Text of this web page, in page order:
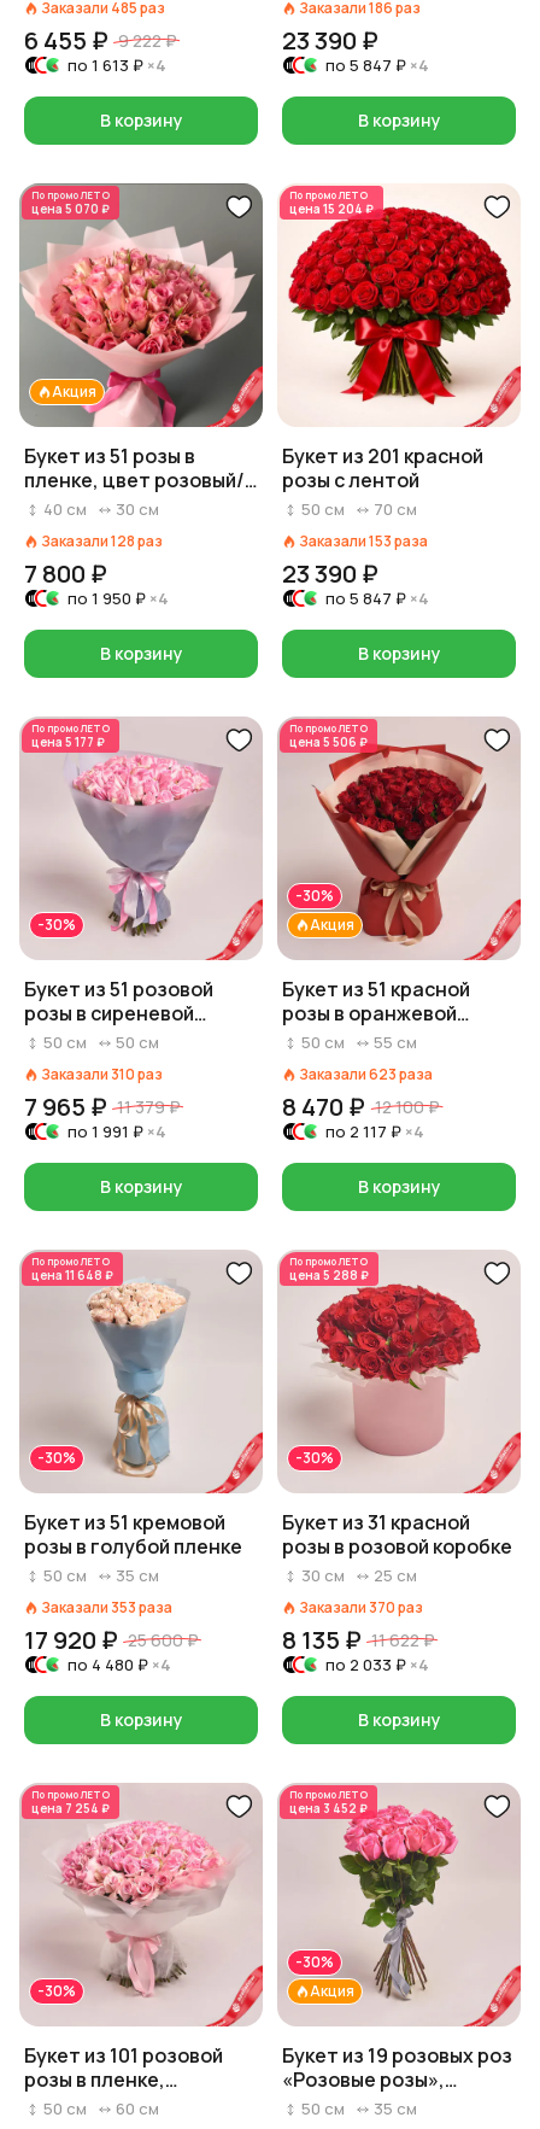
Заказали 485раз
6 455 ₽ 9 222 ₽
по 1 613 ₽ ×4
В корзину
Заказали186раз
23 390 ₽
по 5 847 ₽ ×4
В корзину
По промоЛЕТО
цена 5 070 ₽
Акция
Букет из 51 розы в
пленке, цвет розовый/
белый/красный на
40 см 30 см
Заказали128раз
7 800 ₽
по 1 950 ₽ ×4
В корзину
По промоЛЕТО
цена 15 204 ₽
Букет из 201 красной
розы с лентой
50 см 70 см
Заказали153раза
23 390 ₽
по 5 847 ₽ ×4
В корзину
По промоЛЕТО
цена 5 177 ₽
-30%
Букет из 51 розовой
розы в сиреневой
пленке, Эквадор, 50 см
50 см 50 см
Заказали 310раз
7 965 ₽ 11 379 ₽
по 1 991 ₽ ×4
В корзину
По промоЛЕТО
цена 5 506 ₽
Акция
-30%
Букет из 51 красной
розы в оранжевой
бумаге
50 см 55 см
Заказали623раза
8 470 ₽ 12 100 ₽
по 2 117 ₽ ×4
В корзину
По промоЛЕТО
цена 11 648 ₽
-30%
Букет из 51 кремовой
розы в голубой пленке
50 см 35 см
Заказали 353раза
17 920 ₽ 25 600 ₽
по 4 480 ₽ ×4
В корзину
По промоЛЕТО
цена 5 288 ₽
-30%
Букет из 31 красной
розы в розовой коробке
30 см 25 см
Заказали 370раз
8 135 ₽ 11 622 ₽
по 2 033 ₽ ×4
В корзину
По промоЛЕТО
цена 7 254 ₽
-30%
Букет из 101 розовой
розы в пленке,
Эквадор, 50 см
50 см 60 см
По промоЛЕТО
цена 3 452 ₽
Акция
-30%
Букет из 19 розовых роз
«Розовые розы»,
Россия, 50 см
50 см 35 см